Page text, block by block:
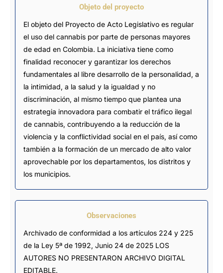
Objeto del proyecto
El objeto del Proyecto de Acto Legislativo es regular
el uso del cannabis por parte de personas mayores
de edad en Colombia. La iniciativa tiene como
finalidad reconocer y garantizar los derechos
fundamentales al libre desarrollo de la personalidad, a
la intimidad, a la salud y la igualdad y no
discriminación, al mismo tiempo que plantea una
estrategia innovadora para combatir el tráfico ilegal
de cannabis, contribuyendo a la reducción de la
violencia y la conflictividad social en el país, así como
también a la formación de un mercado de alto valor
aprovechable por los departamentos, los distritos y
los municipios.
Observaciones
Archivado de conformidad a los artículos 224 y 225
de la Ley 5ª de 1992, Junio 24 de 2025 LOS
AUTORES NO PRESENTARON ARCHIVO DIGITAL
EDITABLE.